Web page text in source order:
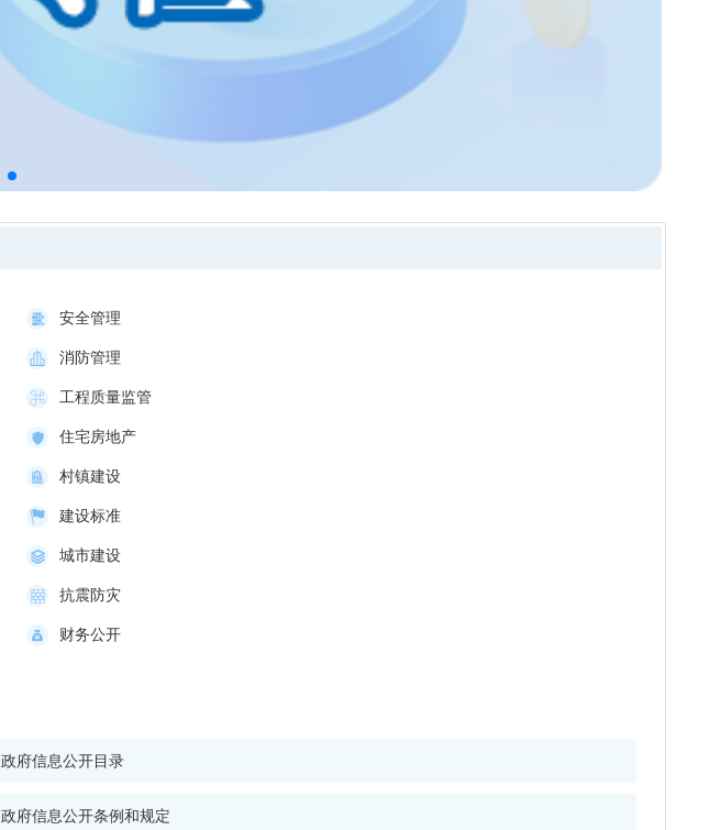
安全管理
消防管理
工程质量监管
住宅房地产
村镇建设
建设标准
城市建设
抗震防灾
财务公开
政府信息公开目录
政府信息公开条例和规定